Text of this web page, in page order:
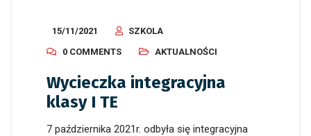
15/11/2021
SZKOLA
0 COMMENTS
AKTUALNOŚCI
Wycieczka integracyjna
klasy I TE
7 października 2021r. odbyła się integracyjna